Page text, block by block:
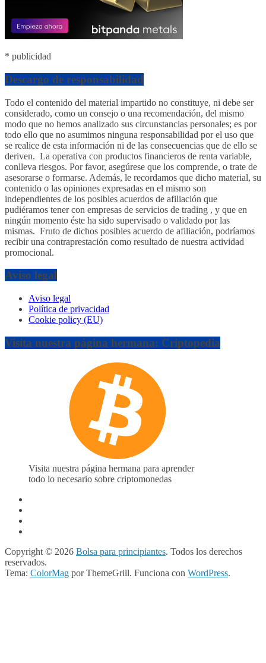
* publicidad
Descargo de responsabilidad
Todo el contenido del material impartido no constituye, ni debe ser
considerado, como un consejo o una recomendación, del mismo
modo que no hemos analizado sus circunstancias personales; es por
todo ello que no asumimos ninguna responsabilidad por el uso que
se realice de esta información ni de las consecuencias que de ello se
deriven. La operativa con productos financieros de renta variable,
conlleva riesgos. Por favor, asegúrese que los comprende, o trate de
asesorarse o formarse. Además, le recordamos que dicho material, su
contenido o las opiniones expresadas en el mismo son
independientes de los posibles acuerdos de afiliación que
pudiéramos tener con empresas de servicios de trading , y que en
ningún momento éste ha sido supervisado o validado por las
mismas. Fruto de dichos posibles acuerdo de afiliación, podríamos
recibir una contraprestación como resultado de nuestra actividad
promocional.
Aviso legal
Aviso legal
Política de privacidad
Cookie policy (EU)
Visita nuestra página hermana: Criptopedia
Visita nuestra página hermana para aprender
todo lo necesario sobre criptomonedas
Copyright © 2026 Bolsa para principiantes. Todos los derechos
reservados.
Tema: ColorMag por ThemeGrill. Funciona con WordPress.